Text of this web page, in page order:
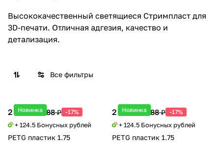
Высококачественный светящиеся Стримпласт для
3D-печати. Отличная адгезия, качество и
детализация.
Все фильтры
Новинка
2 490 ₽2 988 ₽ -17%
+ 124.5 Бонусных рублей
PETG пластик 1.75
Новинка
2 490 ₽2 988 ₽ -17%
+ 124.5 Бонусных рублей
PETG пластик 1.75